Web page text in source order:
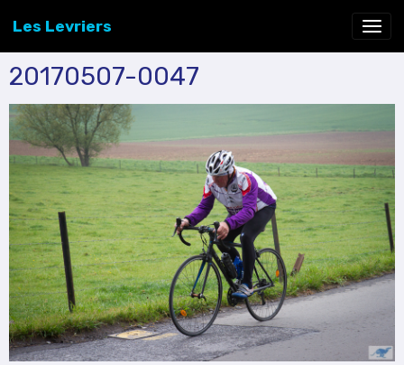
Les Levriers
20170507-0047